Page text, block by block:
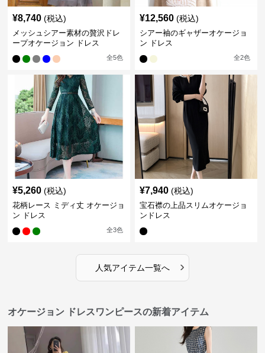
¥8,740 (税込)
メッシュシアー素材の贅沢ドレ
ープオケージョン ドレス
全5色
¥12,560 (税込)
シアー袖のギャザーオケージョ
ン ドレス
全2色
¥5,260 (税込)
花柄レース ミディ丈 オケージョ
ン ドレス
全3色
¥7,940 (税込)
宝石襟の上品スリムオケージョ
ンドレス
人気アイテム一覧へ ›
オケージョン ドレスワンピースの新着アイテム